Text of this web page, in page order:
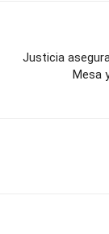
Justicia
Mesa